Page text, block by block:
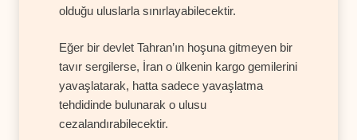
olduğu uluslarla sınırlayabilecektir.
Eğer bir devlet Tahran’ın hoşuna gitmeyen bir
tavır sergilerse, İran o ülkenin kargo gemilerini
yavaşlatarak, hatta sadece yavaşlatma
tehdidinde bulunarak o ulusu
cezalandırabilecektir.